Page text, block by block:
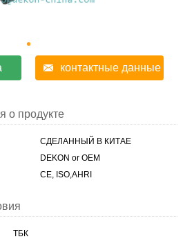
контактные данные
о продукте
СДЕЛАННЫЙ В КИТАЕ
DEKON or OEM
CE, ISO,AHRI
ТБК